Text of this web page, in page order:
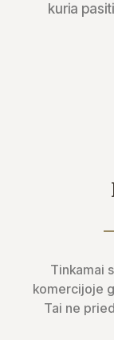
kuria
Tinkamai
komercijoje
Tai ne